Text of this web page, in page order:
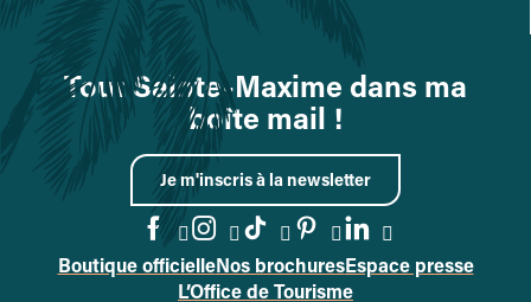
Tout Sainte-Maxime dans ma
boîte mail !
Je m'inscris à la newsletter
Accéder à la page Facebook
Accéder à la page
Accéder à la page
Accéder à la
Accéder à la
Boutique officielleNos brochuresEspace presse
L’Office de Tourisme